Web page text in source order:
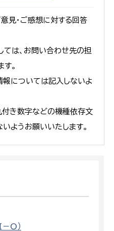
見・ご感想に対する回答
ては、お問い合わせ先の担
。
については記入しないよ
き数字などの機種依存文
ようお願いいたします。
O）